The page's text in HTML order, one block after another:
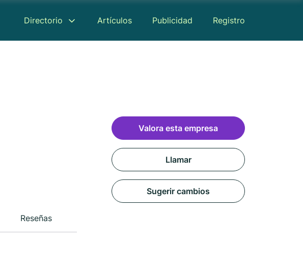
Directorio Artículos Publicidad Registro
Reseñas
Valora esta empresa
Llamar
Sugerir cambios